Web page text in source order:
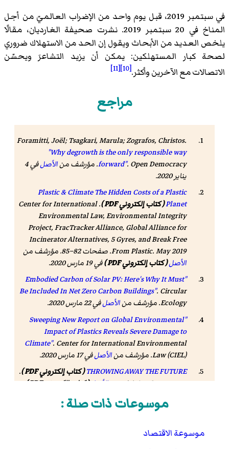
في سبتمبر 2019، قبل يوم واحد من الإضراب العالميّ من أجل
المناخ في 20 سبتمبر 2019. نشرت صحيفة الغارديان، مقالًا
يلخص العديد من الأبحاث ويقول إن الحد من الاستهلاك ضروري
لصحة كبار المستهلكين: يمكن أن يزيد التشاعرَ ويحسّن
الاتصالات مع الآخرين وأكثر.[10]
[11]
مراجع
Foramitti, Joël; Tsagkari, Marula; Zografos, Christos.
"Why degrowth is the only responsible way
forward". Open Democracy . مؤرشف منالأصل
في 4
يناير 2020
.
Plastic & Climate The Hidden Costs of a Plastic
Planet( كتاب إلكتروني PDF )
. Center for International
Environmental Law, Environmental Integrity
Project, FracTracker Alliance, Global Alliance for
Incinerator Alternatives, 5 Gyres, and Break Free
From Plastic. May 2019. صفحات 82–85. مؤرشف من
الأصل( كتاب إلكتروني PDF ) في 19 مارس 2020
.
"Embodied Carbon of Solar PV: Here's Why It Must
Be Included In Net Zero Carbon Buildings". Circular
Ecology. مؤرشف منالأصلفي 22 مارس 2020
.
"Sweeping New Report on Global Environmental
Impact of Plastics Reveals Severe Damage to
Climate". Center for International Environmental
Law (CIEL). مؤرشف منالأصلفي 17 مارس 2020
.
THROWING AWAY THE FUTURE ( كتاب إلكتروني PDF )
.
Greenpeace. مؤرشف من
الأصل( كتاب إلكتروني PDF )
Summary for policymakers of the global assessment
Intergovernmental Science-Policy Platform on
موسوعات ذات صلة :
موسوعة الاقتصاد